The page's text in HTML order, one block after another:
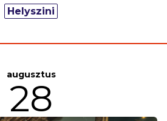
Helyszini
augusztus
28